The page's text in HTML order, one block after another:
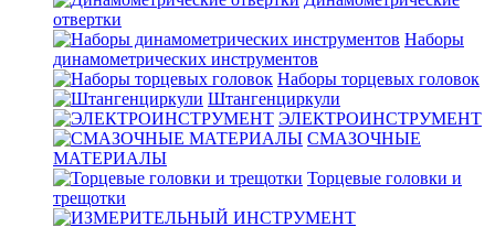
отвертки
Наборы
динамометрических инструментов
Наборы торцевых головок
Штангенциркули
ЭЛЕКТРОИНСТРУМЕНТ
СМАЗОЧНЫЕ
МАТЕРИАЛЫ
Торцевые головки и
трещотки